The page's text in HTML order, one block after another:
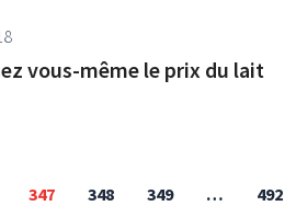
vous-même le prix du lait
347 348 349 … 492